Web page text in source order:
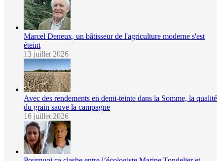
Marcel Deneux, un bâtisseur de l'agriculture moderne s'est
éteint
13 juillet 2026
Avec des rendements en demi-teinte dans la Somme, la qualité
du grain sauve la campagne
16 juillet 2026